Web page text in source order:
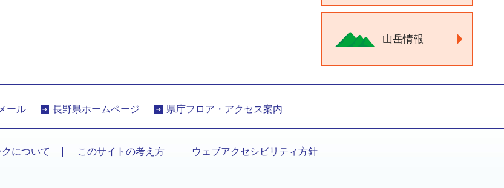
山岳情報
メール 長野県ホームページ 県庁フロア・アクセス案内
クについて このサイトの考え方 ウェブアクセシビリティ方針